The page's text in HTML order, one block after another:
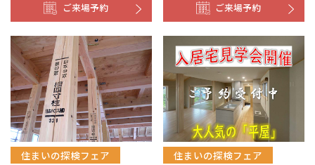
ご来場予約 ご来場予約
住まいの探検フェア 住まいの探検フェア